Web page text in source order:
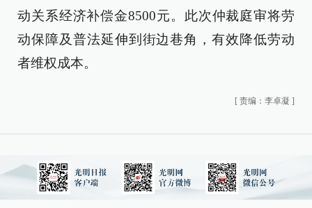
动关系经济补偿金8500元。此次仲裁庭审将劳
动保障及普法延伸到街边巷角，有效降低劳动
者维权成本。
[ 责编：李卓凝 ]